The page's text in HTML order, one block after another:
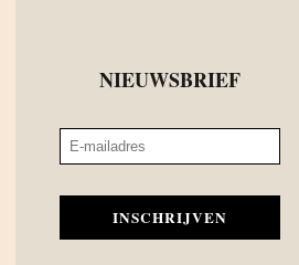
NIEUWSBRIEF
INSCHRIJVEN